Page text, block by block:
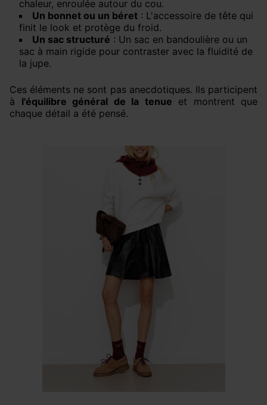
chaleur, enroulée autour du cou.
Un bonnet ou un béret : L'accessoire de tête qui
finit le look et protège du froid.
Un sac structuré : Un sac en bandoulière ou un
sac à main rigide pour contraster avec la fluidité de
la jupe.
Ces éléments ne sont pas anecdotiques. Ils participent
à l'équilibre général de la tenue et montrent que
chaque détail a été pensé.